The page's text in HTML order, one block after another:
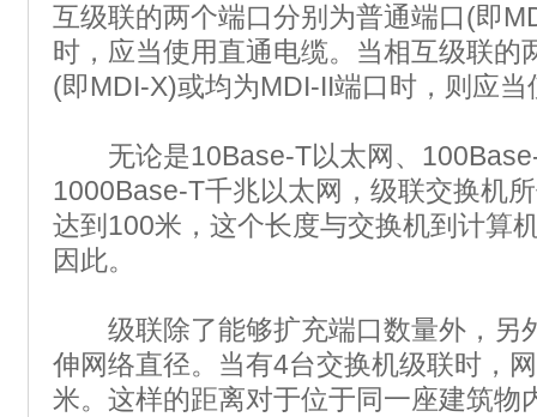
互级联的两个端口分别为普通端口(即
时，应当使用直通电缆。当相互级联的
(即MDI-X)或均为MDI-II端口时，则应
无论是10Base-T以太网、
1000Base-T千兆以太网，级联交换机
达到100米，这个长度与交换机到计算
因此。
级联除了能够扩充端口数量外，另
伸网络直径。当有4台交换机级联时，
米。这样的距离对于位于同一座建筑物